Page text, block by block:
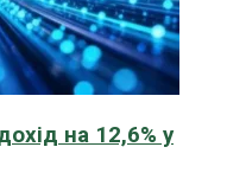
на 12,6% у